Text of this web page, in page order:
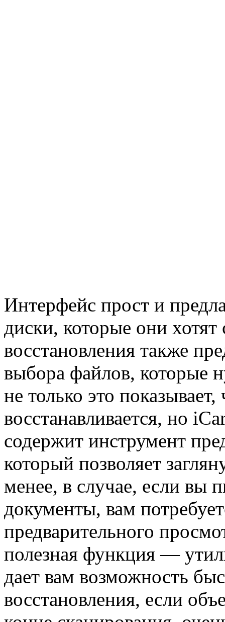
Интерфейс прост и
диски, которые они хотят
восстановления также
выбора файлов, которые
не только это
восстанавливается, но
содержит инструмент
который позволяет
менее, в случае, если вы
документы, вам
предварительного
полезная функция —
дает вам возможность
восстановления, если